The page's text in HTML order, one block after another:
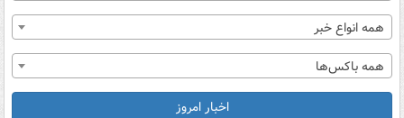
همه انواع خبر
همه باکس‌ها
اخبار امروز